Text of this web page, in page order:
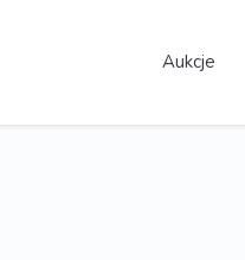
Aukcje